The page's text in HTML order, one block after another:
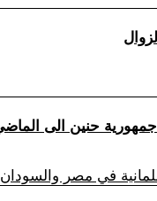
في مصر والسودان